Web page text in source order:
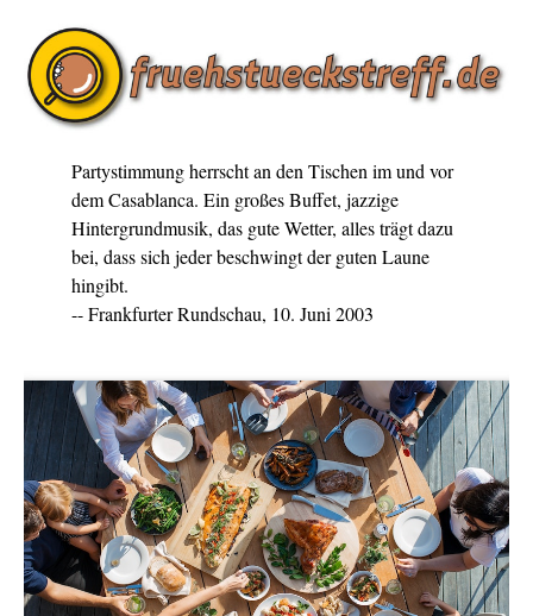
Partystimmung herrscht an den Tischen im und vor
dem Casablanca. Ein großes Buffet, jazzige
Hintergrundmusik, das gute Wetter, alles trägt dazu
bei, dass sich jeder beschwingt der guten Laune
hingibt.
-- Frankfurter Rundschau, 10. Juni 2003